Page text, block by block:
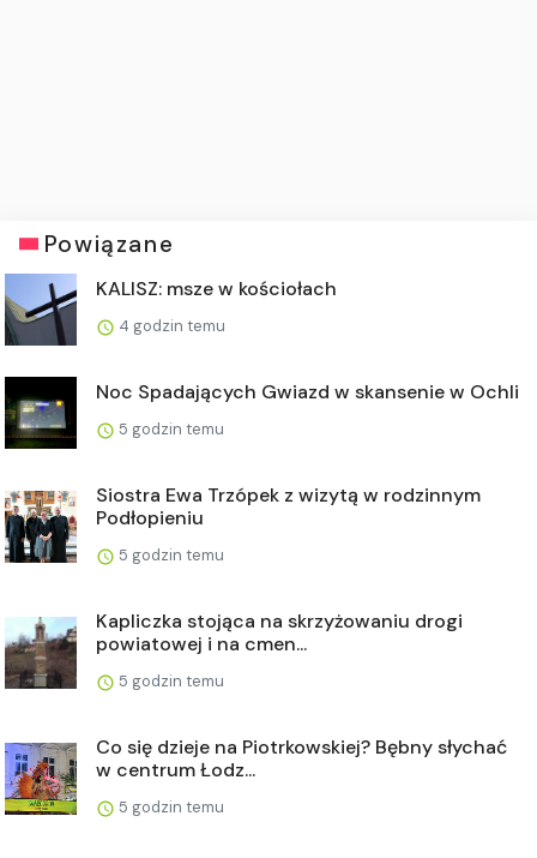
Powiązane
KALISZ: msze w kościołach
4 godzin temu
Noc Spadających Gwiazd w skansenie w Ochli
5 godzin temu
Siostra Ewa Trzópek z wizytą w rodzinnym
Podłopieniu
5 godzin temu
Kapliczka stojąca na skrzyżowaniu drogi
powiatowej i na cmen...
5 godzin temu
Co się dzieje na Piotrkowskiej? Bębny słychać
w centrum Łodz...
5 godzin temu